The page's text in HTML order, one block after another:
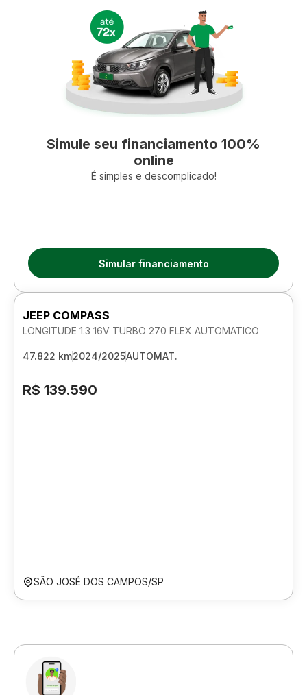
Simule seu financiamento 100%
online
É simples e descomplicado!
Simular financiamento
JEEP COMPASS
LONGITUDE 1.3 16V TURBO 270 FLEX AUTOMATICO
47.822 km2024/2025AUTOMAT.
R$ 139.590
SÃO JOSÉ DOS CAMPOS/SP